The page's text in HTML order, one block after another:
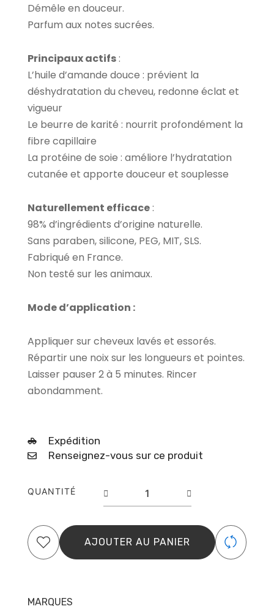
Démêle en douceur.
Parfum aux notes sucrées.
Principaux actifs:
L’huile d’amande douce : prévient la
déshydratation du cheveu, redonne éclat et
vigueur
Le beurre de karité : nourrit profondément la
fibre capillaire
La protéine de soie : améliore l’hydratation
cutanée et apporte douceur et souplesse
Naturellement efficace:
98% d’ingrédients d’origine naturelle.
Sans paraben, silicone, PEG, MIT, SLS.
Fabriqué en France.
Non testé sur les animaux.
Mode d’application :
Appliquer sur cheveux lavés et essorés.
Répartir une noix sur les longueurs et pointes.
Laisser pauser 2 à 5 minutes. Rincer
abondamment.
Expédition
Renseignez-vous sur ce produit
QUANTITÉ
Cheveux
Azali
50ML
AJOUTER AU PANIER
MARQUES